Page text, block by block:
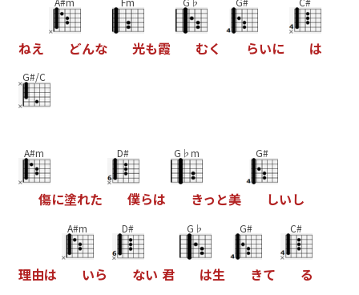
ねえ どんな 光も霞 むく らいに は
G#/C
A#m
傷に塗れた
D#
僕らは
G♭m
きっ と美
G#
しいし
理由は
A#m
いら
D#
ない 君
G♭
は生
G#
きて
C#
る